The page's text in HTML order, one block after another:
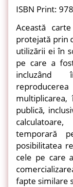
ISBN Print:
Această
protejată prin
utilizării ei în
pe care a
incluzând
multiplicarea,
publică,
temporară
posibilitatea
cele pe care
fapte similare